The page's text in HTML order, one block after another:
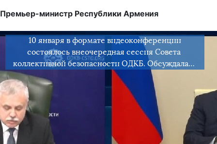
Премьер-министр Республики Армения
10 января в формате видеоконференции
состоялось внеочередная сессия Совета
коллективной безопасности ОДКБ. Обсуждалась
ситуация в Республике Казахстан и меры по
нормализации обстановки в стране